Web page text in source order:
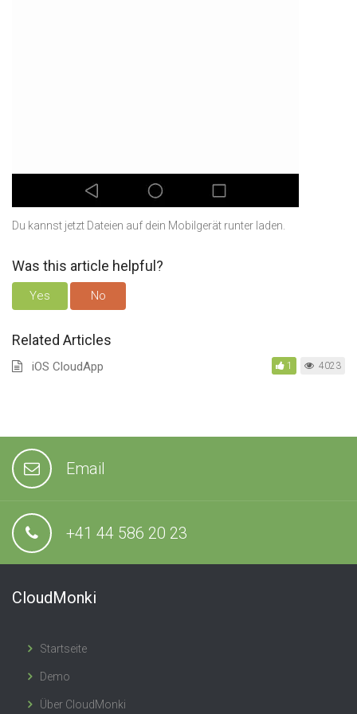
Du kannst jetzt Dateien auf dein Mobilgerät runter laden.
Was this article helpful?
Yes No
Related Articles
iOS CloudApp 1 4023
Email
+41 44 586 20 23
CloudMonki
Startseite
Demo
Über CloudMonki